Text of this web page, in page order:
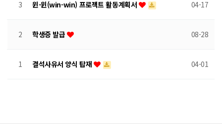
3 윈-윈(win-win) 프로젝트 활동계획서 04-17
2 학생증 발급 08-28
1 결석사유서 양식 탑재 04-01